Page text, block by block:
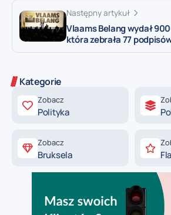
Następny artykuł
Vlaams Belang wydał
która zebrała 77
Kategorie
Zobacz
Polityka
Zobacz
Bruksela